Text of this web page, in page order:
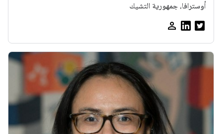
أوسترافا، جمهورية التشيك